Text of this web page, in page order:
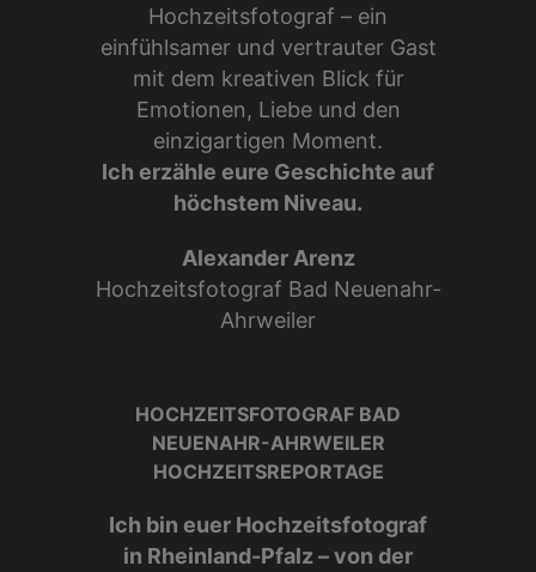
Hochzeitsfotograf – ein
einfühlsamer und vertrauter Gast
mit dem kreativen Blick für
Emotionen, Liebe und den
einzigartigen Moment.
Ich erzähle eure Geschichte auf
höchstem Niveau.
Alexander Arenz
Hochzeitsfotograf Bad Neuenahr-
Ahrweiler
HOCHZEITSFOTOGRAF BAD
NEUENAHR-AHRWEILER
HOCHZEITSREPORTAGE
Ich bin euer Hochzeitsfotograf
in Rheinland-Pfalz – von der